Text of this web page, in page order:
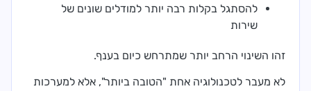
להסתגל בקלות רבה יותר למודלים שונים של
שירות
זהו השינוי הרחב יותר שמתרחש כיום בענף.
לא מעבר לטכנולוגיה אחת "הטובה ביותר", אלא למערכות